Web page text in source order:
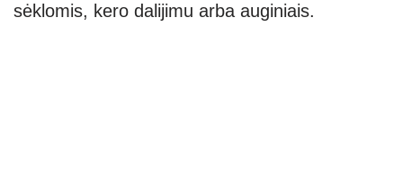
sėklomis, kero dalijimu arba auginiais.